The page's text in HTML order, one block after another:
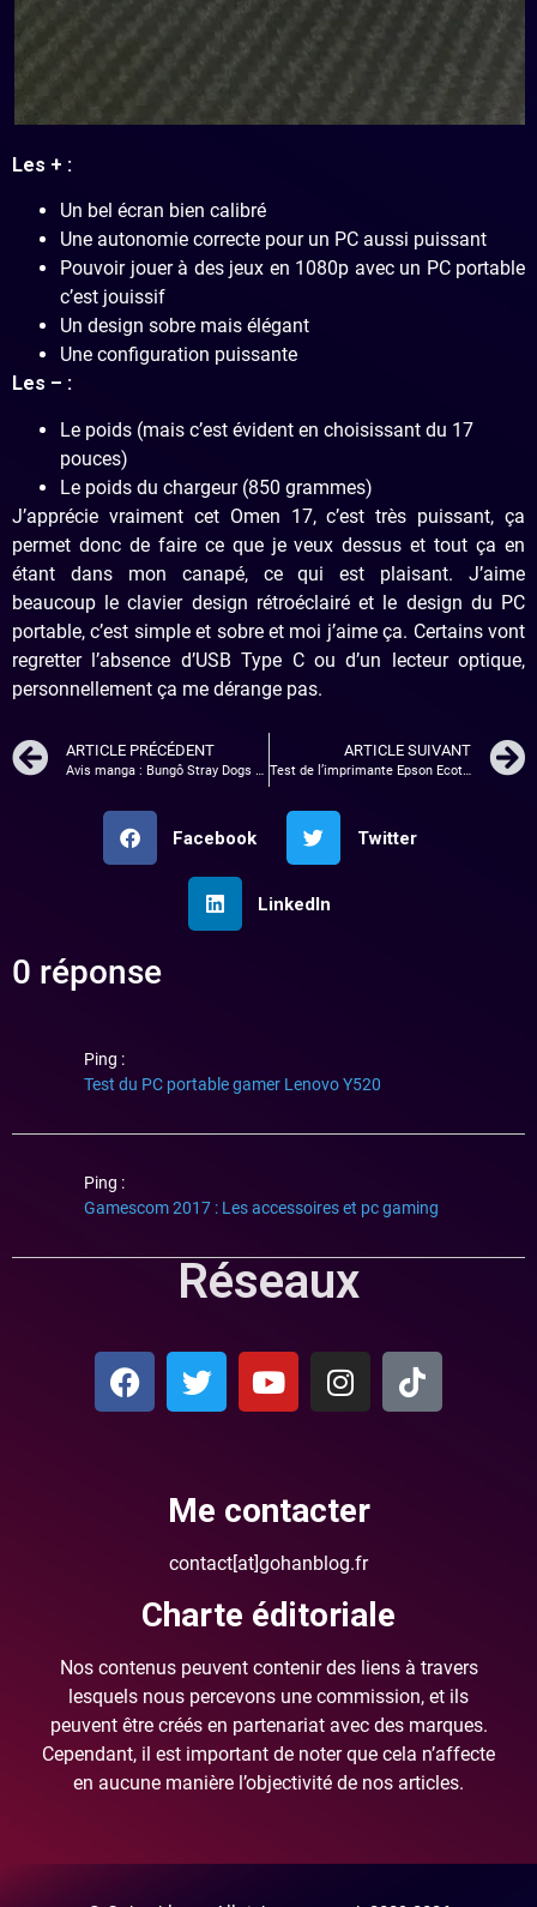
Les + :
Un bel écran bien calibré
Une autonomie correcte pour un PC aussi puissant
Pouvoir jouer à des jeux en 1080p avec un PC portable
c’est jouissif
Un design sobre mais élégant
Une configuration puissante
Les – :
Le poids (mais c’est évident en choisissant du 17
pouces)
Le poids du chargeur (850 grammes)
J’apprécie vraiment cet Omen 17, c’est très puissant, ça
permet donc de faire ce que je veux dessus et tout ça en
étant dans mon canapé, ce qui est plaisant. J’aime
beaucoup le clavier design rétroéclairé et le design du PC
portable, c’est simple et sobre et moi j’aime ça. Certains vont
regretter l’absence d’USB Type C ou d’un lecteur optique,
personnellement ça me dérange pas.
ARTICLE PRÉCÉDENT
Avis manga : Bungô Stray Dogs (tome 1)
ARTICLE SUIVANT
Test de l’imprimante Epson Ecotank ET-4550
Facebook Twitter
LinkedIn
0 réponse
Ping :
Test du PC portable gamer Lenovo Y520
Ping :
Gamescom 2017 : Les accessoires et pc gaming
Réseaux
Me contacter
contact[at]gohanblog.fr
Charte éditoriale
Nos contenus peuvent contenir des liens à travers
lesquels nous percevons une commission, et ils
peuvent être créés en partenariat avec des marques.
Cependant, il est important de noter que cela n’affecte
en aucune manière l’objectivité de nos articles.